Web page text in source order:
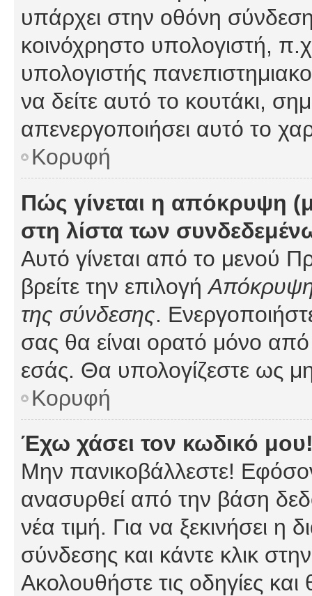
υπάρχει στην οθόνη
κοινόχρηστο υπολογιστή,
υπολογιστής
να δείτε αυτό το κουτάκι,
απενεργοποιήσει αυτό το
Κορυφή
Πώς γίνεται η απόκρυψη
στη λίστα των
Αυτό γίνεται από το μενού
βρείτε την επιλογήΑπόκρυψη
της σύνδεσης.
σας θα είναι ορατό μόνο από
εσάς. Θα υπολογίζεστε ως
Κορυφή
Έχω χάσει τον κωδικό
Μην πανικοβάλλεστε!
ανασυρθεί από την βάση
νέα τιμή. Για να ξεκινήσει η
σύνδεσης και κάντε κλικ
Ακολουθήστε τις οδηγίες